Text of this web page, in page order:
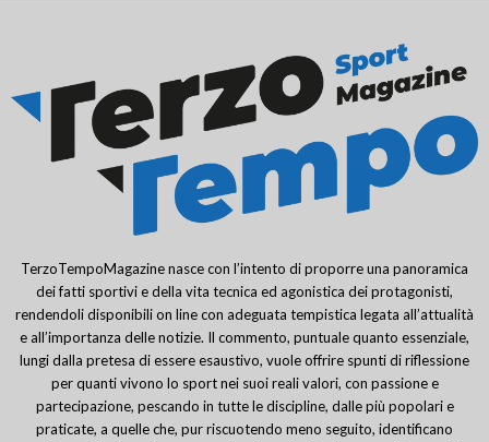
TerzoTempoMagazine nasce con l’intento di proporre una panoramica
dei fatti sportivi e della vita tecnica ed agonistica dei protagonisti,
rendendoli disponibili on line con adeguata tempistica legata all’attualità
e all’importanza delle notizie. Il commento, puntuale quanto essenziale,
lungi dalla pretesa di essere esaustivo, vuole offrire spunti di riflessione
per quanti vivono lo sport nei suoi reali valori, con passione e
partecipazione, pescando in tutte le discipline, dalle più popolari e
praticate, a quelle che, pur riscuotendo meno seguito, identificano